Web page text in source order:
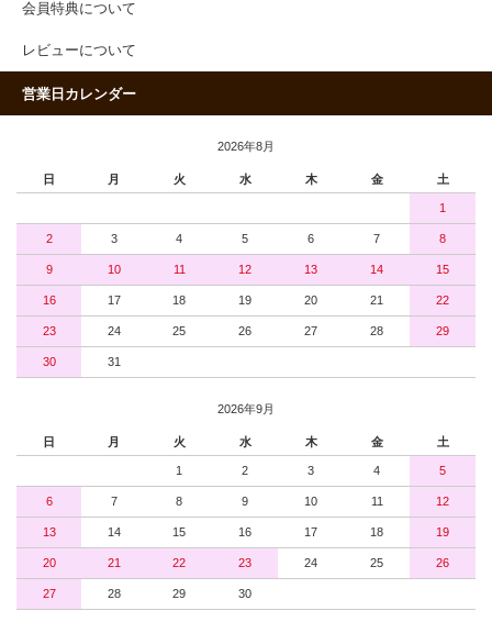
会員特典について
レビューについて
営業日カレンダー
2026年8月
日 月 火 水 木 金 土
1
2 3 4 5 6 7 8
9 10 11 12 13 14 15
16 17 18 19 20 21 22
23 24 25 26 27 28 29
30 31
2026年9月
日 月 火 水 木 金 土
1 2 3 4 5
6 7 8 9 10 11 12
13 14 15 16 17 18 19
20 21 22 23 24 25 26
27 28 29 30